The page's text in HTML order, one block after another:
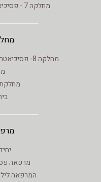
מחלקה 7 - פסיכיאטרית לאשפוז במצב פעיל
מחלקה 8- פסיכיאטרית פעילה לאשפוזים ראשונים
מחלקת
מרפאה
המרפאה